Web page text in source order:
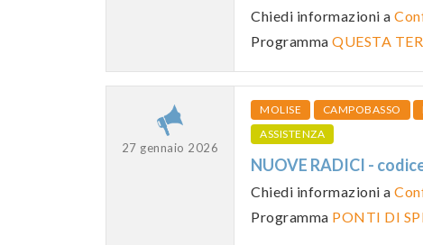
Chiedi informazioni a
Programma QUESTA
27 gennaio 2026
MOLISE CAMPOBASSO
ASSISTENZA
NUOVE RADICI -
Chiedi informazioni a
Programma PONTI DI